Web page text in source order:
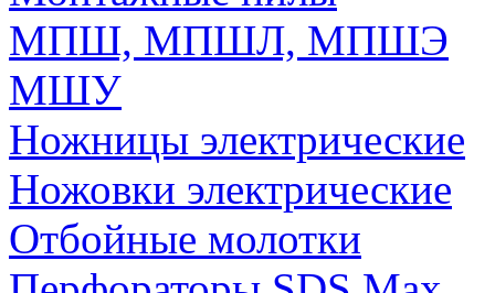
МПШ, МПШЛ, МПШЭ
МШУ
Ножницы электрические
Ножовки электрические
Отбойные молотки